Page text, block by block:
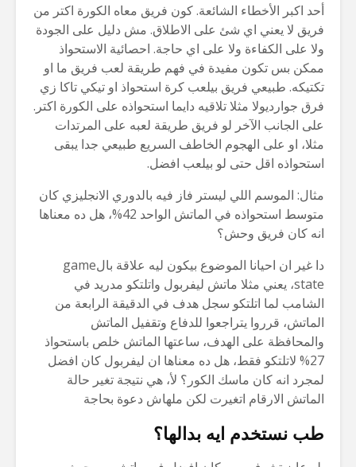
أحد اكبر الأخطاء الشائعة. كون فريق معاه الكورة اكتر من
فريق لا يعني اي شئ على الاطلاق. مش دليل على الجودة
ولا على الكفاءة ولا على اي حاجة. احصائية الاستحواذ
ممكن بس تكون مفيدة في فهم طريقة لعب فريق ما او
تكتيكه. طبيعي فريق بيلعب كرة استحواذ او تيكي تاكا زي
فرق جوارديولا مثلا تلاقيه دايما استحواذه على الكورة اكتر.
على الجانب الآخر لو فريق طريقة لعبه على المرتدات
مثلا، او على الهجوم الخاطف السريع طبيعي جدا يبقى
استحواذه اقل حتى لو بيلعب افضل.
مثال: الموسم اللي ليستر فاز فيه بالدوري الانجليزي كان
متوسط استحواذه في الماتش الواحد 42%، هل ده معناها
انه كان فريق وحش؟
دا غير ان احيانا الموضوع بيكون ليه علاقة بالgame
state، يعني مثلا ماتش ليفربول واتلتكو مدريد في
الشامب لما اتلتكو سجل هدف في الدقيقة الرابعة من
الماتش، قرروا يتراجعوا للدفاع وتقفيل الماتش
والمحافظة على الهدف، ساعتها الماتش خلص باستحواذ
27% لاتلتكو فقط، هل ده معناها ان ليفربول كان افضل
لمجرد انه كان ماسك الكور؟ لأ، هي نتيجة تغير حالة
الماتش الارقام اتغيرت لكن ملهاش دعوة بحاجة
طب نستخدم ايه بدالها؟